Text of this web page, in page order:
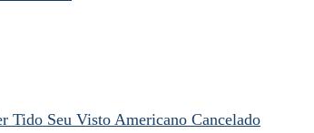
Tido Seu Visto Americano Cancelado